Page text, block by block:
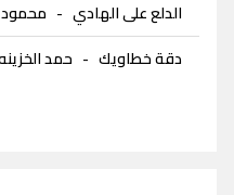
الدلع على الهادي -
دقة خطاويك - حمد